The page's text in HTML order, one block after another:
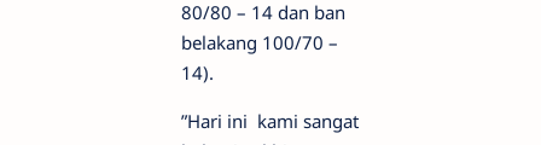
80/80 – 14 dan ban
belakang 100/70 –
14).
”Hari ini kami sangat